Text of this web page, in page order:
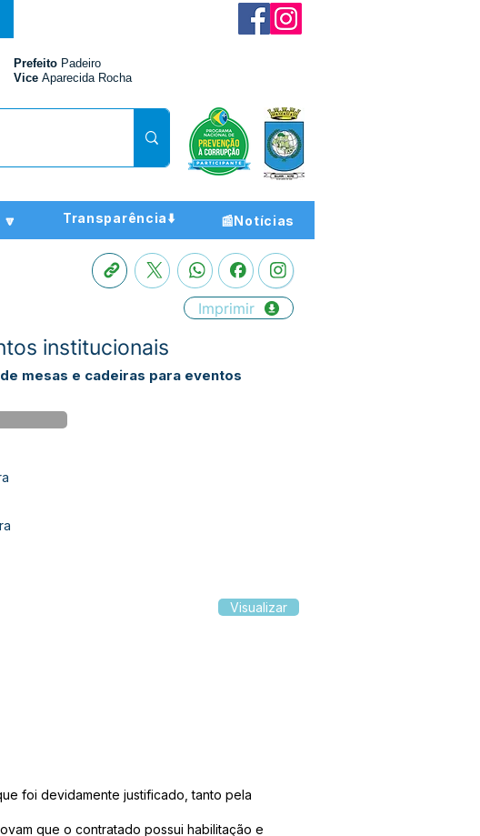
Prefeito Padeiro
Vice Aparecida Rocha
Transparência⬇️ 📰Notícias
Imprimir
institucionais
mesas e cadeiras para eventos
Visualizar
foi devidamente justificado, tanto pela
que o contratado possui habilitação e